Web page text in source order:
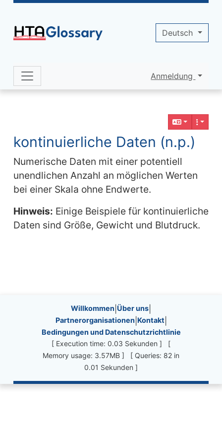
Navigation and related functionality
kontinuierliche Daten (n.p.)
Numerische Daten mit einer potentiell
unendlichen Anzahl an möglichen Werten
bei einer Skala ohne Endwerte.
Hinweis: Einige Beispiele für kontinuierliche
Daten sind Größe, Gewicht und Blutdruck.
Site information, links, etc.
Willkommen Über uns
Partnerorganisationen Kontakt
Bedingungen und Datenschutzrichtlinie
[ Execution time: 0.03 Sekunden ] [
Memory usage: 3.57MB ] [ Queries: 82 in
0.01 Sekunden ]
Site identity, navigation, etc.
Anmeldung
Deutsch